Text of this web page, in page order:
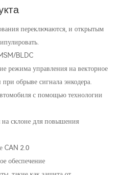
переключаются, и открытым
BLDC
режима управления на векторное
обрыве сигнала энкодера.
с помощью технологии
склоне для повышения
CAN 2.0
обеспечение